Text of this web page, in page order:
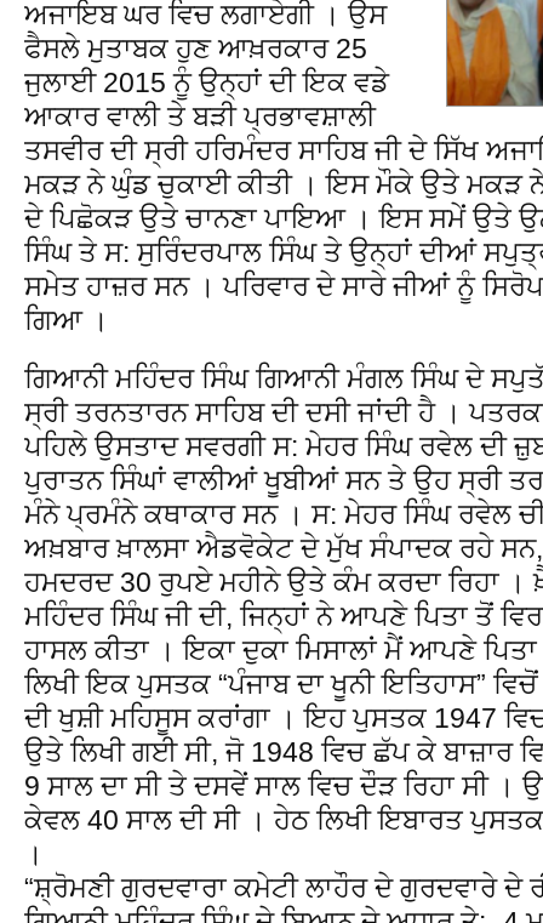
ਅਜਾਇਬ ਘਰ ਵਿਚ ਲਗਾਏਗੀ । ਉਸ
ਫੈਸਲੇ ਮੁਤਾਬਕ ਹੁਣ ਆਖ਼ਰਕਾਰ 25
ਜੁਲਾਈ 2015 ਨੂੰ ਉਨ੍ਹਾਂ ਦੀ ਇਕ ਵਡੇ
ਆਕਾਰ ਵਾਲੀ ਤੇ ਬੜੀ ਪ੍ਰਭਾਵਸ਼ਾਲੀ
ਤਸਵੀਰ ਦੀ ਸ੍ਰੀ ਹਰਿਮੰਦਰ ਸਾਹਿਬ ਜੀ ਦੇ ਸਿੱਖ
ਮਕੜ ਨੇ ਘੁੰਡ ਚੁਕਾਈ ਕੀਤੀ । ਇਸ ਮੌਕੇ ਉਤੇ ਮਕੜ ਨੇ
ਦੇ ਪਿਛੋਕੜ ਉਤੇ ਚਾਨਣਾ ਪਾਇਆ । ਇਸ ਸਮੇਂ ਉਤੇ
ਸਿੰਘ ਤੇ ਸ: ਸੁਰਿੰਦਰਪਾਲ ਸਿੰਘ ਤੇ ਉਨ੍ਹਾਂ ਦੀਆਂ
ਸਮੇਤ ਹਾਜ਼ਰ ਸਨ । ਪਰਿਵਾਰ ਦੇ ਸਾਰੇ ਜੀਆਂ ਨੂੰ
ਗਿਆ ।
ਗਿਆਨੀ ਮਹਿੰਦਰ ਸਿੰਘ ਗਿਆਨੀ ਮੰਗਲ ਸਿੰਘ ਦੇ
ਸ੍ਰੀ ਤਰਨਤਾਰਨ ਸਾਹਿਬ ਦੀ ਦਸੀ ਜਾਂਦੀ ਹੈ ।
ਪਹਿਲੇ ਉਸਤਾਦ ਸਵਰਗੀ ਸ: ਮੇਹਰ ਸਿੰਘ ਰਵੇਲ ਦੀ
ਪੁਰਾਤਨ ਸਿੰਘਾਂ ਵਾਲੀਆਂ ਖੂਬੀਆਂ ਸਨ ਤੇ ਉਹ ਸ੍ਰੀ
ਮੰਨੇ ਪ੍ਰਮੰਨੇ ਕਥਾਕਾਰ ਸਨ । ਸ: ਮੇਹਰ ਸਿੰਘ ਰਵੇਲ
ਅਖ਼ਬਾਰ ਖ਼ਾਲਸਾ ਐਡਵੋਕੇਟ ਦੇ ਮੁੱਖ ਸੰਪਾਦਕ ਰਹੇ ਸਨ,
ਹਮਦਰਦ 30 ਰੁਪਏ ਮਹੀਨੇ ਉਤੇ ਕੰਮ ਕਰਦਾ ਰਿਹਾ ।
ਮਹਿੰਦਰ ਸਿੰਘ ਜੀ ਦੀ, ਜਿਨ੍ਹਾਂ ਨੇ ਆਪਣੇ ਪਿਤਾ ਤੋਂ
ਹਾਸਲ ਕੀਤਾ । ਇਕਾ ਦੁਕਾ ਮਿਸਾਲਾਂ ਮੈਂ ਆਪਣੇ
ਲਿਖੀ ਇਕ ਪੁਸਤਕ “ਪੰਜਾਬ ਦਾ ਖੂਨੀ ਇਤਿਹਾਸ”
ਦੀ ਖੁਸ਼ੀ ਮਹਿਸੂਸ ਕਰਾਂਗਾ । ਇਹ ਪੁਸਤਕ 1947
ਉਤੇ ਲਿਖੀ ਗਈ ਸੀ, ਜੋ 1948 ਵਿਚ ਛੱਪ ਕੇ ਬਾਜ਼ਾਰ
9 ਸਾਲ ਦਾ ਸੀ ਤੇ ਦਸਵੇਂ ਸਾਲ ਵਿਚ ਦੌੜ ਰਿਹਾ ਸੀ
ਕੇਵਲ 40 ਸਾਲ ਦੀ ਸੀ । ਹੇਠ ਲਿਖੀ ਇਬਾਰਤ
।
“ਸ਼੍ਰੋਮਣੀ ਗੁਰਦਵਾਰਾ ਕਮੇਟੀ ਲਾਹੌਰ ਦੇ ਗੁਰਦਵਾਰੇ ਦੇ